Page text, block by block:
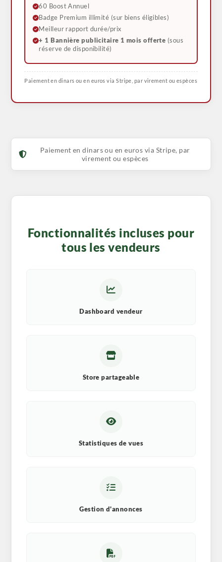
60 Boost Annuel
Badge Premium illimité (sur biens éligibles)
Meilleur rapport durée/prix
+ 1 Bannière publicitaire 1 mois offerte (sous
réserve de disponibilité)
Paiement en dinars ou en euros via Stripe, par virement ou espèces
Paiement en dinars ou en euros via Stripe, par
virement ou espèces
Fonctionnalités incluses pour
tous les vendeurs
Dashboard vendeur
Store partageable
Statistiques de vues
Gestion d'annonces